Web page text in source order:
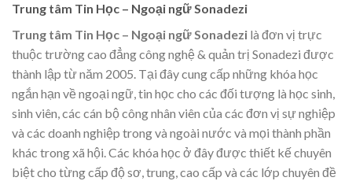
Trung tâm Tin Học – Ngoại ngữ Sonadezi
Trung tâm Tin Học – Ngoại ngữ Sonadezi là đơn vị trực
thuộc trường cao đẳng công nghệ & quản trị Sonadezi được
thành lập từ năm 2005. Tại đây cung cấp những khóa học
ngắn hạn về ngoại ngữ, tin học cho các đối tượng là học sinh,
sinh viên, các cán bộ công nhân viên của các đơn vị sự nghiệp
và các doanh nghiệp trong và ngoài nước và mọi thành phần
khác trong xã hội. Các khóa học ở đây được thiết kế chuyên
biệt cho từng cấp độ sơ, trung, cao cấp và các lớp chuyên đề